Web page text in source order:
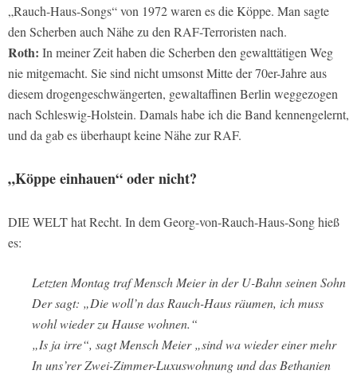
„Rauch-Haus-Songs“ von 1972 waren es die Köppe. Man sagte
den Scherben auch Nähe zu den RAF-Terroristen nach.
Roth: In meiner Zeit haben die Scherben den gewalttätigen Weg
nie mitgemacht. Sie sind nicht umsonst Mitte der 70er-Jahre aus
diesem drogengeschwängerten, gewaltaffinen Berlin weggezogen
nach Schleswig-Holstein. Damals habe ich die Band kennengelernt,
und da gab es überhaupt keine Nähe zur RAF.
„Köppe einhauen“ oder nicht?
DIE WELT hat Recht. In dem Georg-von-Rauch-Haus-Song hieß
es:
Letzten Montag traf Mensch Meier in der U-Bahn seinen Sohn
Der sagt: „Die woll’n das Rauch-Haus räumen, ich muss
wohl wieder zu Hause wohnen.“
„Is ja irre“, sagt Mensch Meier „sind wa wieder einer mehr
In uns’rer Zwei-Zimmer-Luxuswohnung und das Bethanien